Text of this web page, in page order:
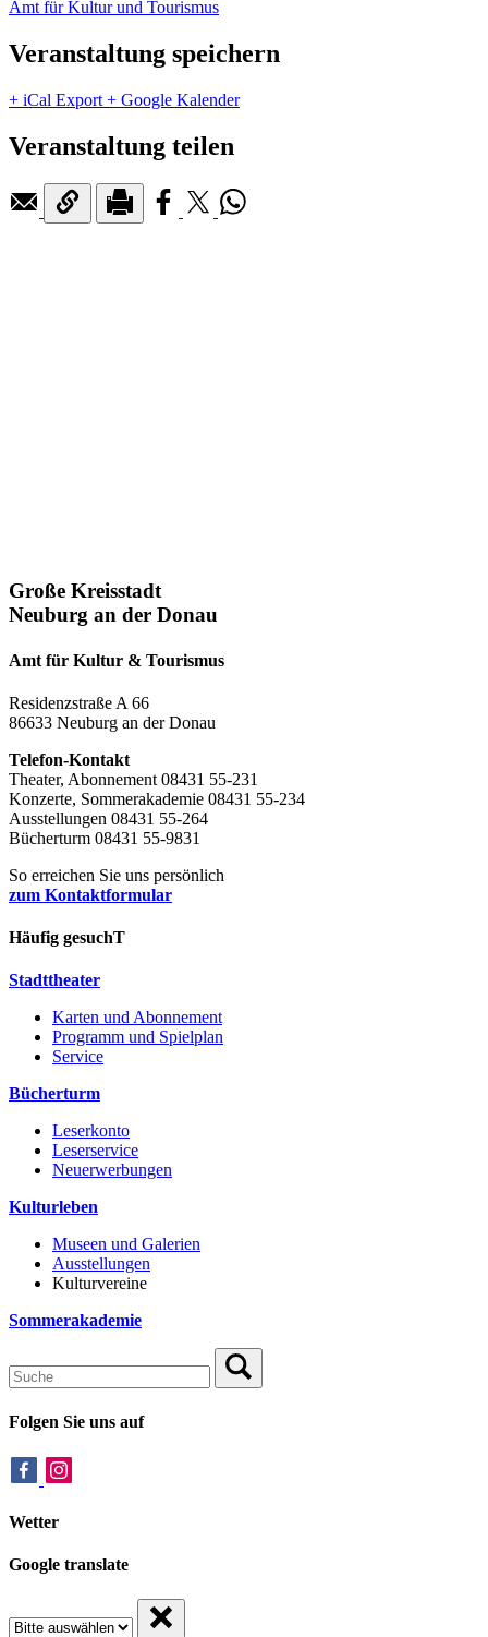
Amt für Kultur und Tourismus
Veranstaltung speichern
+ iCal Export + Google Kalender
Veranstaltung teilen
Große Kreisstadt
Neuburg an der Donau
Amt für Kultur & Tourismus
Residenzstraße A 66
86633 Neuburg an der Donau
Telefon-Kontakt
Theater, Abonnement 08431 55-231
Konzerte, Sommerakademie 08431 55-234
Ausstellungen 08431 55-264
Bücherturm 08431 55-9831
So erreichen Sie uns persönlich
zum Kontaktformular
Häufig gesuchT
Stadttheater
Karten und Abonnement
Programm und Spielplan
Service
Bücherturm
Leserkonto
Leserservice
Neuerwerbungen
Kulturleben
Museen und Galerien
Ausstellungen
Kulturvereine
Sommerakademie
Folgen Sie uns auf
Wetter
Google translate